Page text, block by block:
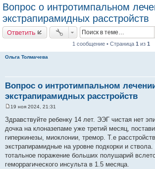
Вопрос о интротимпальном
экстрапирамидных расстройств
Ответить
1 сообщение • Страница 1 из 1
Ольга Толмачева
Вопрос о интротимпальном
экстрапирамидных расстройств
о
б
е
н
е
19 ноя 2024, 21:31
Здравствуйте ребенку 14 лет. ЭЭГ чистая нет
дочка на клоназепаме уже третий месяц,
гиперкинезы, миоклонии, тремор. Т.е
экстрапирамидные на уровне подкорки и
тотальное поражение больших полушарий
геморрагического инсульта в 1.5 месяца.